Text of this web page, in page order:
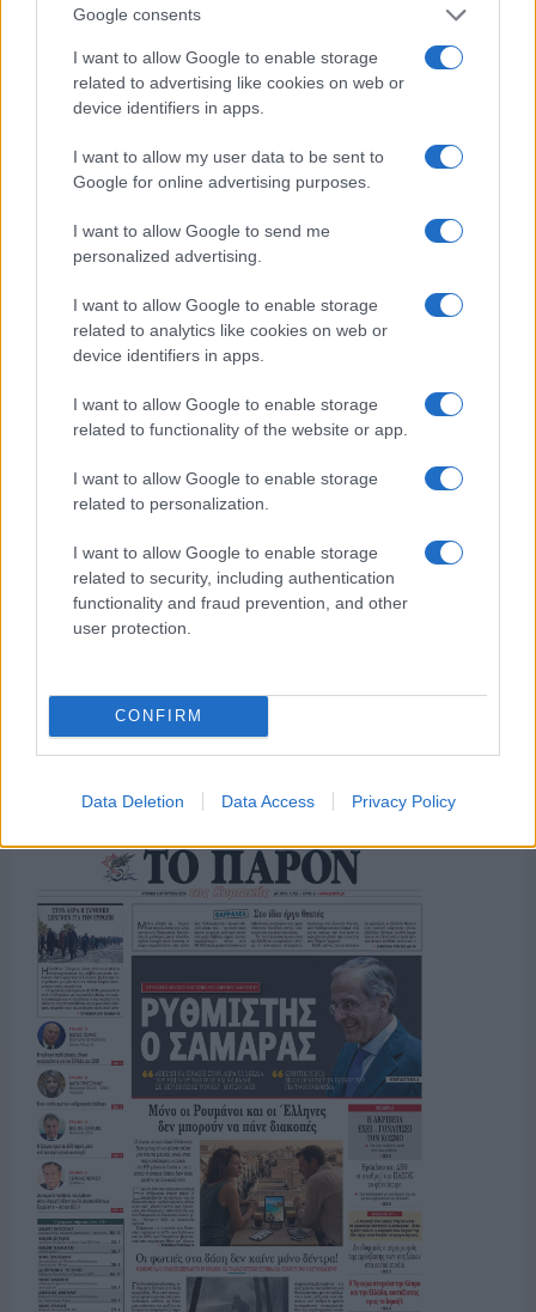
Google consents
I want to allow Google to enable storage
related to advertising like cookies on web or
device identifiers in apps.
I want to allow my user data to be sent to
Google for online advertising purposes.
I want to allow Google to send me
personalized advertising.
I want to allow Google to enable storage
related to analytics like cookies on web or
device identifiers in apps.
I want to allow Google to enable storage
related to functionality of the website or app.
I want to allow Google to enable storage
related to personalization.
I want to allow Google to enable storage
related to security, including authentication
functionality and fraud prevention, and other
user protection.
CONFIRM
Data Deletion Data Access Privacy Policy
της Ζωής μας
το ελληνικό καλοκαίρι και ένας
πολιτισμός που μας ενώνει κάθε μέρα.
ΟΣΑ ΧΡΕΙΑΖΕΣΑΙ
ΓΙΑ ΤΟ ΚΑΛΟΚΑΙΡΙ ΣΟΥ →
ΤΟ ΠΑΡΟΝ ΤΗΣ ΚΥΡΙΑΚΗΣ